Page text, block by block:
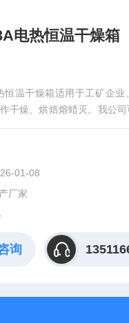
电热恒温干燥箱
恒温干燥箱适用于工矿企业
干燥、烘焙熔蜡灭。我公司
殊规格的该型号和其他型
01-08
厂家
询